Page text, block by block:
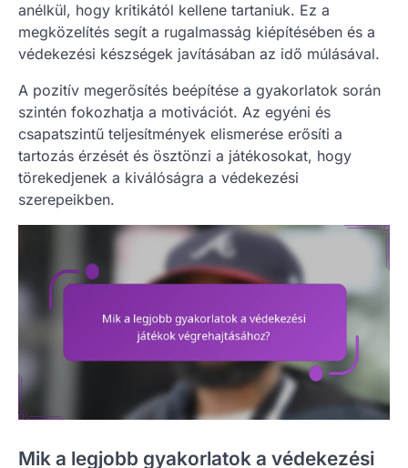
anélkül, hogy kritikától kellene tartaniuk. Ez a
megközelítés segít a rugalmasság kiépítésében és a
védekezési készségek javításában az idő múlásával.
A pozitív megerősítés beépítése a gyakorlatok során
szintén fokozhatja a motivációt. Az egyéni és
csapatszintű teljesítmények elismerése erősíti a
tartozás érzését és ösztönzi a játékosokat, hogy
törekedjenek a kiválóságra a védekezési
szerepeikben.
Mik a legjobb gyakorlatok a védekezési